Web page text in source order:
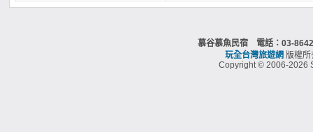
慕谷慕魚民宿 電話：03-
玩全台灣旅遊網 版權
Copyright © 2006-2026